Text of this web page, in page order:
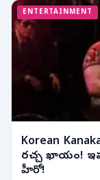
ENTERTAINMENT
Korean
రచ్చ ఖాయం!
హీరో!